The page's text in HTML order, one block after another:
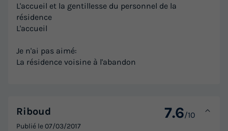
L'accueil et la gentillesse du personnel de la
résidence
L'accueil
Je n'ai pas aimé:
La résidence voisine à l'abandon
Riboud 7.6/10
Publié le07/03/2017